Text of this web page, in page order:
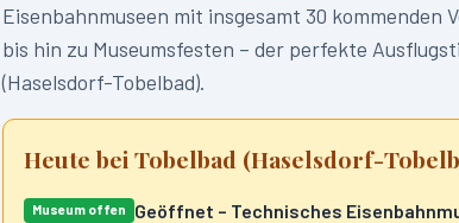
Eisenbahnmuseen mit insgesamt 30 kommenden
bis hin zu Museumsfesten – der perfekte
(Haselsdorf-Tobelbad).
Heute beiTobelbad (Haselsdorf-
Museum offen Geöffnet – Technisches